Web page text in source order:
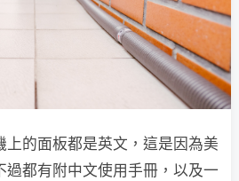
上的面板都是英文，這是因為美
過都有附中文使用手冊，以及一